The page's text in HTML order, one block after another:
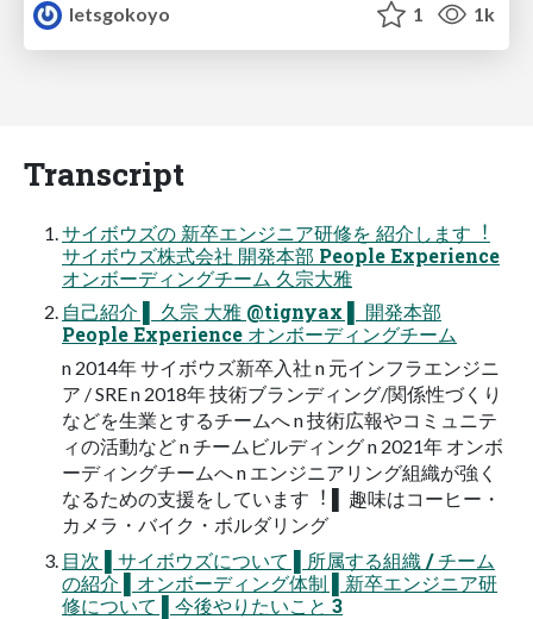
letsgokoyo
1 1k
Transcript
サイボウズの 新卒エンジニア研修を 紹介します︕
サイボウズ株式会社 開発本部 People Experience
オンボーディングチーム 久宗⼤雅
⾃⼰紹介 ▌ 久宗 ⼤雅 @tignyax ▌ 開発本部
People Experience オンボーディングチーム
n 2014年 サイボウズ新卒⼊社 n 元インフラエンジニ
ア / SRE n 2018年 技術ブランディング/関係性づくり
などを⽣業とするチームへ n 技術広報やコミュニテ
ィの活動など n チームビルディング n 2021年 オンボ
ーディングチームへ n エンジニアリング組織が強く
なるための⽀援をしています︕ ▌ 趣味はコーヒー・
カメラ・バイク・ボルダリング
⽬次 ▌サイボウズについて ▌所属する組織 / チーム
の紹介 ▌オンボーディング体制 ▌新卒エンジニア研
修について ▌今後やりたいこと 3